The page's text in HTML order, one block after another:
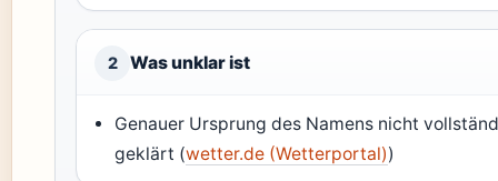
2 Was unklar ist
Genauer Ursprung des Namens nicht
geklärt (wetter.de (Wetterportal))